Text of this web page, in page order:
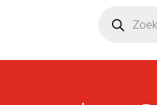
zoeken